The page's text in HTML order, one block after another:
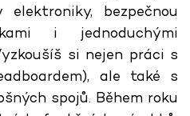
bezpečnou
i jednoduchými
si nejen práci s
ale také s
spojů. Během roku